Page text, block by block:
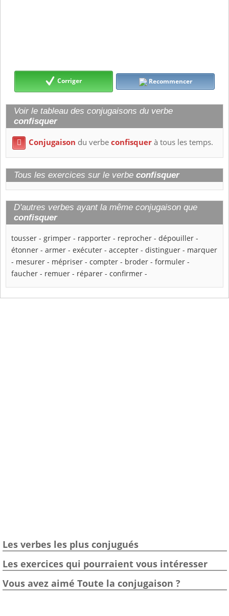
Corriger Recommencer
Voir le tableau des conjugaisons du verbe
confisquer
 Conjugaison du verbeconfisquerà tous les temps.
Tous les exercices sur le verbe confisquer
D'autres verbes ayant la même conjugaison que
confisquer
tousser - grimper - rapporter - reprocher - dépouiller -
étonner - armer - exécuter - accepter - distinguer - marquer
- mesurer - mépriser - compter - broder - formuler -
faucher - remuer - réparer - confirmer -
Les verbes les plus conjugués
Les exercices qui pourraient vous intéresser
Vous avez aimé Toute la conjugaison ?